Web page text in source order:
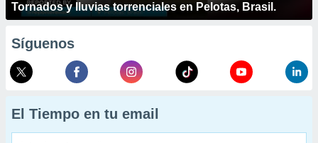
Tornados y lluvias torrenciales en Pelotas, Brasil.
Síguenos
El Tiempo en tu email